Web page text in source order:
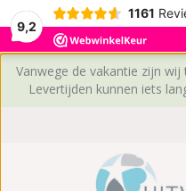
9,2
1161
Vanwege de vakantie zijn
Levertijden kunnen iets